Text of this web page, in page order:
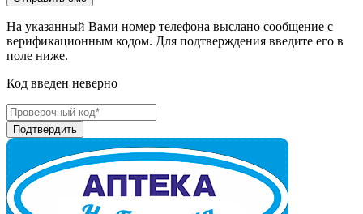
На указанный Вами номер телефона выслано сообщение с
верификационным кодом. Для подтверждения введите его в
поле ниже.
Код введен неверно